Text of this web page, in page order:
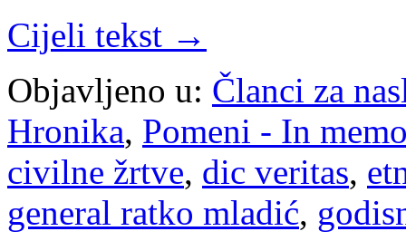
Cijeli tekst →
Objavljeno u: Članci za
Hronika, Pomeni - In
civilne žrtve, dic veritas,
general ratko mladić,